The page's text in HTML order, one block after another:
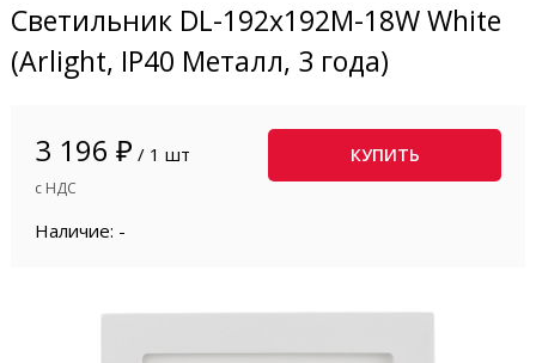
Светильник DL-192x192M-18W White
(Arlight, IP40 Металл, 3 года)
3 196 ₽ / 1 шт
с НДС
КУПИТЬ
Наличие: -